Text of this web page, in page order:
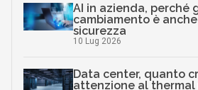
AI in azienda, perché
cambiamento è
sicurezza
10 Lug 2026
Data center, quanto
attenzione al thermal